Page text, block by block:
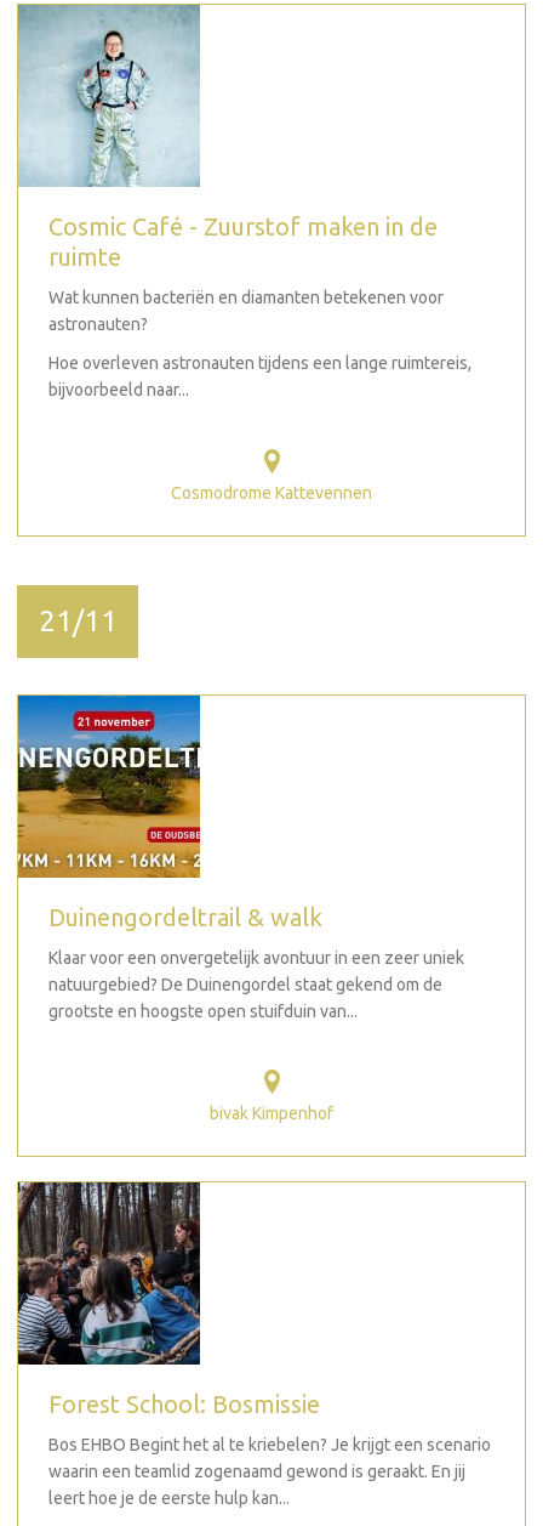
Cosmic Café - Zuurstof maken in de
ruimte
Wat kunnen bacteriën en diamanten betekenen voor
astronauten?
Hoe overleven astronauten tijdens een lange ruimtereis,
bijvoorbeeld naar...
Cosmodrome Kattevennen
21/11
Duinengordeltrail & walk
Klaar voor een onvergetelijk avontuur in een zeer uniek
natuurgebied? De Duinengordel staat gekend om de
grootste en hoogste open stuifduin van...
bivak Kimpenhof
Forest School: Bosmissie
Bos EHBO Begint het al te kriebelen? Je krijgt een scenario
waarin een teamlid zogenaamd gewond is geraakt. En jij
leert hoe je de eerste hulp kan...